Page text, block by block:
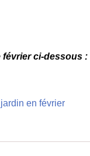
février ci-dessous :